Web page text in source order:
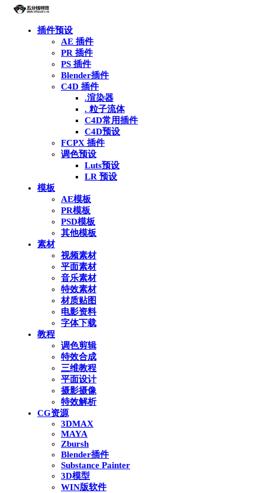
插件预设
AE 插件
PR 插件
PS 插件
Blender插件
C4D 插件
.渲染器
. 粒子流体
C4D常用插件
C4D预设
FCPX 插件
调色预设
Luts预设
LR 预设
模板
AE模板
PR模板
PSD模板
其他模板
素材
视频素材
平面素材
音乐素材
特效素材
材质贴图
电影资料
字体下载
教程
调色剪辑
特效合成
三维教程
平面设计
摄影摄像
特效解析
CG资源
3DMAX
MAYA
Zbursh
Blender插件
Substance Painter
3D模型
WIN版软件